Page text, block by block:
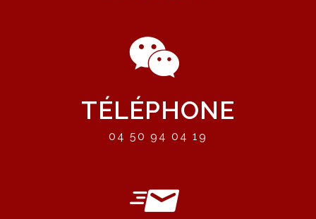
TÉLÉPHONE
04 50 94 04 19